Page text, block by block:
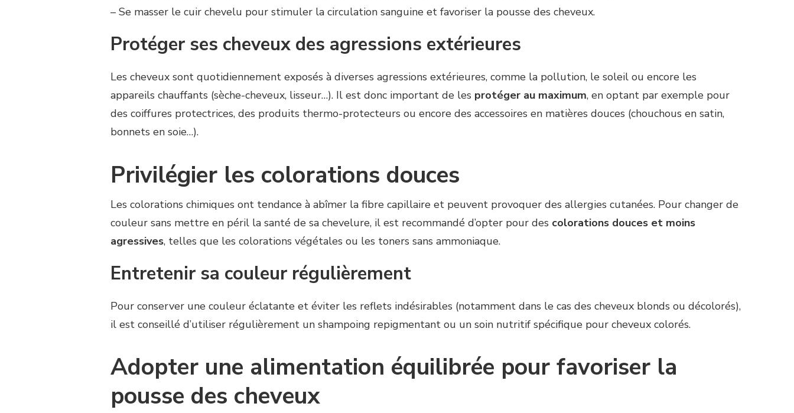
– Se masser le cuir chevelu pour stimuler la circulation sanguine et favoriser la pousse des cheveux.
Protéger ses cheveux des agressions extérieures
Les cheveux sont quotidiennement exposés à diverses agressions extérieures, comme la pollution, le soleil ou encore les
appareils chauffants (sèche-cheveux, lisseur…). Il est donc important de les protéger au maximum, en optant par exemple pour
des coiffures protectrices, des produits thermo-protecteurs ou encore des accessoires en matières douces (chouchous en satin,
bonnets en soie…).
Privilégier les colorations douces
Les colorations chimiques ont tendance à abîmer la fibre capillaire et peuvent provoquer des allergies cutanées. Pour changer de
couleur sans mettre en péril la santé de sa chevelure, il est recommandé d’opter pour des colorations douces et moins
agressives, telles que les colorations végétales ou les toners sans ammoniaque.
Entretenir sa couleur régulièrement
Pour conserver une couleur éclatante et éviter les reflets indésirables (notamment dans le cas des cheveux blonds ou décolorés),
il est conseillé d’utiliser régulièrement un shampoing repigmentant ou un soin nutritif spécifique pour cheveux colorés.
Adopter une alimentation équilibrée pour favoriser la
pousse des cheveux